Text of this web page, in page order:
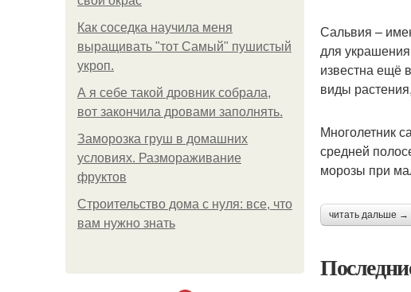
Как соседка научила меня
выращивать "тот Самый" пушистый
укроп.
А я себе такой дровник собрала,
вот закончила дровами заполнять.
Заморозка груш в домашних
условиях. Размораживание
фруктов
Строительство дома с нуля: все, что
вам нужно знать
Сальвия –
для
известна ещё
виды
Многолетник
средней
морозы при
читать дальше →